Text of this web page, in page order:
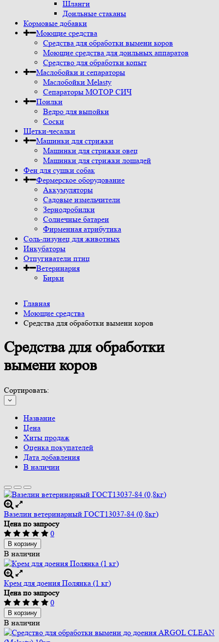
Шланги
Доильные стаканы
Кормовые добавки
Моющие средства
Средства для обработки вымени коров
Моющие средства для доильных аппаратов
Средство для обработки копыт
Маслобойки и сепараторы
Маслобойки Melasty
Сепараторы МОТОР СИЧ
Поилки
Ведро для выпойки
Соски
Щетки-чесалки
Машинки для стрижки
Машинки для стрижки овец
Машинки для стрижки лошадей
Фен для сушки собак
Фермерское оборудование
Аккумуляторы
Садовые измельчители
Зернодробилки
Солнечные батареи
Фирменная атрибутика
Соль-лизунец для животных
Инкубаторы
Отпугиватели птиц
Ветеринария
Бирки
Главная
Моющие средства
Средства для обработки вымени коров
Средства для обработки
вымени коров
Сортировать:
Название
Цена
Хиты продаж
Оценка покупателей
Дата добавления
В наличии
Вазелин ветеринарный ГОСТ13037-84 (0,8кг)
Цена по запросу
0
В корзину
В наличии
Крем для доения Полянка (1 кг)
Цена по запросу
0
В корзину
В наличии